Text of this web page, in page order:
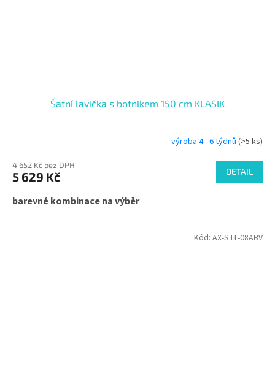
Šatní lavička s botníkem 150 cm KLASIK
výroba 4 - 6 týdnů (>5 ks)
4 652 Kč bez DPH
5 629 Kč DETAIL
barevné kombinace na výběr
Kód: AX-STL-08ABV